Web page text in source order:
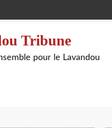
Tribune
pour le Lavandou